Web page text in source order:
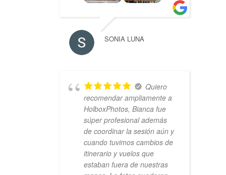
SONIA LUNA
Quiero
recomendar ampliamente a
HolboxPhotos, Bianca fue
súper profesional además
de coordinar la sesión aún y
cuando tuvimos cambios de
itinerario y vuelos que
estaban fuera de nuestras